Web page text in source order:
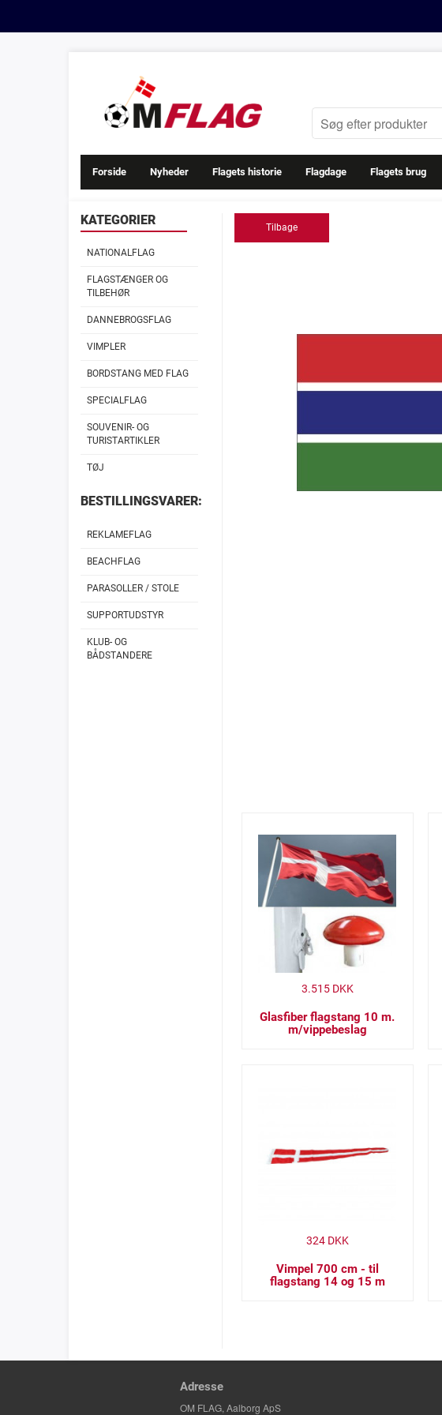
Forside Nyheder Flagets historie Flagdage Flagets brug
KATEGORIER
NATIONALFLAG
FLAGSTÆNGER OG
TILBEHØR
DANNEBROGSFLAG
VIMPLER
BORDSTANG MED FLAG
SPECIALFLAG
SOUVENIR- OG
TURISTARTIKLER
TØJ
BESTILLINGSVARER:
REKLAMEFLAG
BEACHFLAG
PARASOLLER / STOLE
SUPPORTUDSTYR
KLUB- OG
BÅDSTANDERE
Tilbage
Glasfiber flagstang 10 m.
m/vippebeslag
3.515DKK
Vimpel 700 cm - til
flagstang 14 og 15 m
324DKK
Adresse
OM FLAG, Aalborg ApS